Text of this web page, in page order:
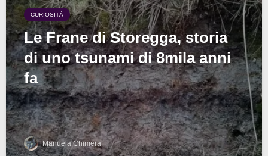
CURIOSITÀ
Le Frane di Storegga, storia
di uno tsunami di 8mila anni
fa
Manuela Chimera